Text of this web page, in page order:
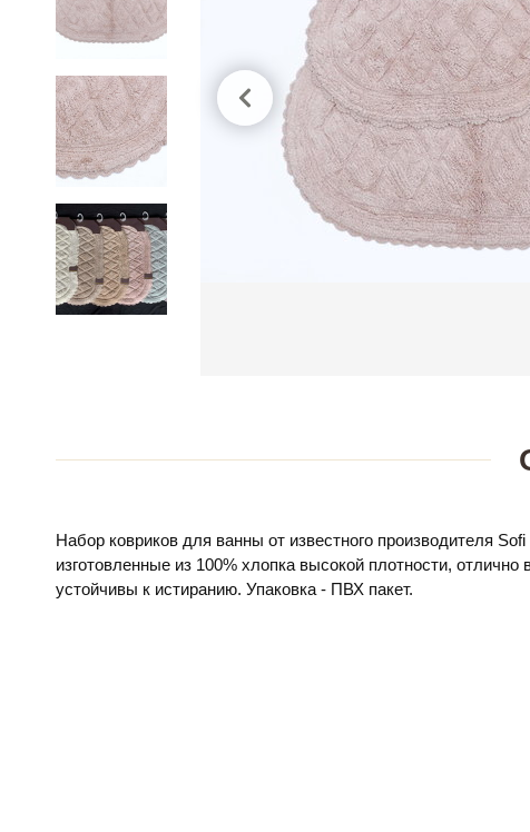
Набор ковриков для ванны от известного производителя
изготовленные из 100% хлопка высокой плотности, отлично
устойчивы к истиранию. Упаковка - ПВХ пакет.